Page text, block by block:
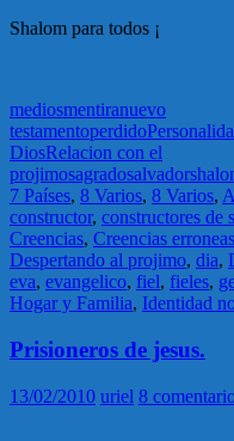
Shalom para todos ¡
mediosmentiranuevo
testamentoperdido
DiosRelacion con el
projimosagradosalvador
7 Países, 8 Varios, 8 Varios,
constructor, constructores de
Creencias, Creencias erroneas
Despertando al projimo, dia,
eva, evangelico, fiel, fieles,
Hogar y Familia, Identidad
Prisioneros de jesus.
13/02/2010 uriel 8